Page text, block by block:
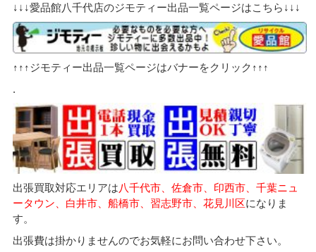
↓↓↓愛品館八千代店のジモティー出品一覧ページはこちら↓↓↓
↑↑↑ジモティー出品一覧ページはバナーをクリック↑↑↑
.
出張買取対応エリアは八千代市、佐倉市、印西市、千葉ニュ
ータウン、白井市、船橋市、習志野市、花見川区になりま
す。
出張費は掛かりませんのでお気軽にお問い合わせ下さい。